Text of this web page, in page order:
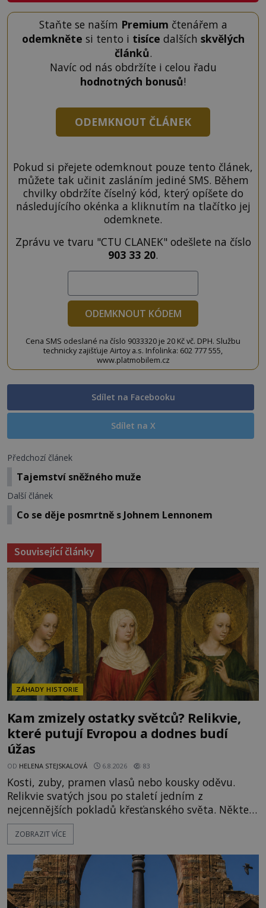
Staňte se naším Premium čtenářem a
odemkněte si tento i tisíce dalších skvělých
článků.
Navíc od nás obdržíte i celou řadu
hodnotných bonusů!
ODEMKNOUT ČLÁNEK
Pokud si přejete odemknout pouze tento článek,
můžete tak učinit zasláním jediné SMS. Během
chvilky obdržíte číselný kód, který opíšete do
následujícího okénka a kliknutím na tlačítko jej
odemknete.
Zprávu ve tvaru "CTU CLANEK" odešlete na číslo
903 33 20.
ODEMKNOUT KÓDEM
Cena SMS odeslané na číslo 9033320 je 20 Kč vč. DPH. Službu
technicky zajišťuje Airtoy a.s. Infolinka: 602 777 555,
www.platmobilem.cz
Sdílet na Facebooku
Sdílet na X
Předchozí článek
Tajemství sněžného muže
Další článek
Co se děje posmrtně s Johnem Lennonem
Související články
ZÁHADY HISTORIE
Kam zmizely ostatky světců? Relikvie,
které putují Evropou a dodnes budí
úžas
OD HELENA STEJSKALOVÁ 6.8.2026 83
Kosti, zuby, pramen vlasů nebo kousky oděvu.
Relikvie svatých jsou po staletí jedním z
nejcennějších pokladů křesťanského světa. Některé
mají pečlivě doloženou historii, jiné provází
záhady, krádeže i nečekané objevy. Jejich osudy
o skutečné historické události. Ve středověké
Evropě mají relikvie mimořádnou hodnotu. Nejsou
jen předmětem úcty
ZOBRAZIT VÍCE